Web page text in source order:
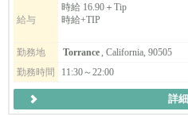
給与
時給 16.90＋Tip
時給+TIP
勤務地 Torrance, California, 90505
勤務時間
11:30～22:00
詳細